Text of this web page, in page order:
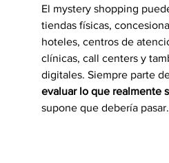
El mystery shopping
tiendas físicas,
hoteles, centros de
clínicas, call centers y
digitales. Siempre parte
evaluar lo que realmente
supone que debería pasar.